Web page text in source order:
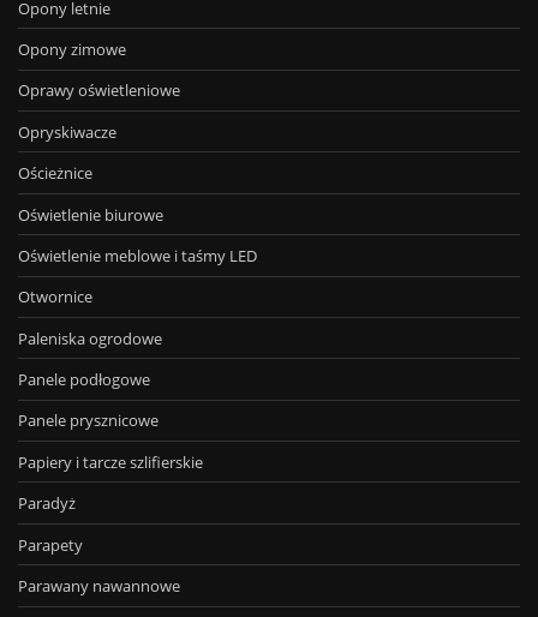
Opony letnie
Opony zimowe
Oprawy oświetleniowe
Opryskiwacze
Ościeżnice
Oświetlenie biurowe
Oświetlenie meblowe i taśmy LED
Otwornice
Paleniska ogrodowe
Panele podłogowe
Panele prysznicowe
Papiery i tarcze szlifierskie
Paradyż
Parapety
Parawany nawannowe